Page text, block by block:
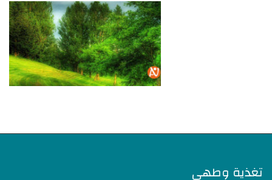
تغذية وطهي